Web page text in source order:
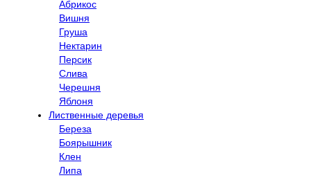
Абрикос
Вишня
Груша
Нектарин
Персик
Слива
Черешня
Яблоня
Лиственные деревья
Береза
Боярышник
Клен
Липа